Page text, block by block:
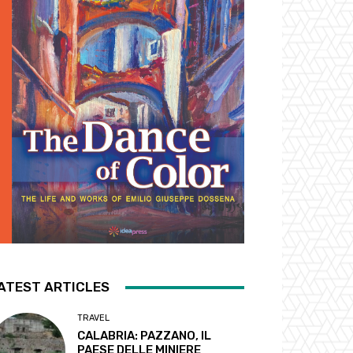
ARTICLES
TRAVEL
CALABRIA: PAZZANO, IL
PAESE DELLE MINIERE